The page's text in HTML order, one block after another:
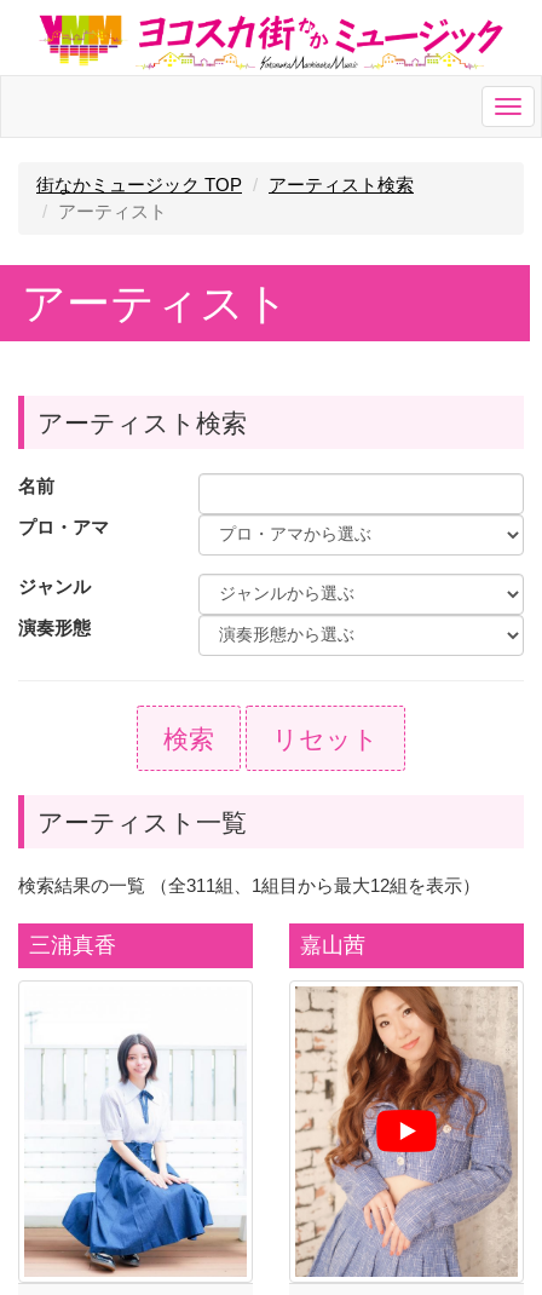
街なかミュージック TOP
アーティスト検索
アーティスト
アーティスト
アーティスト検索
名前
プロ・アマ
ジャンル
演奏形態
検索 リセット
アーティスト一覧
検索結果の一覧 （全311組、1組目から最大12組を表示）
三浦真香 嘉山茜